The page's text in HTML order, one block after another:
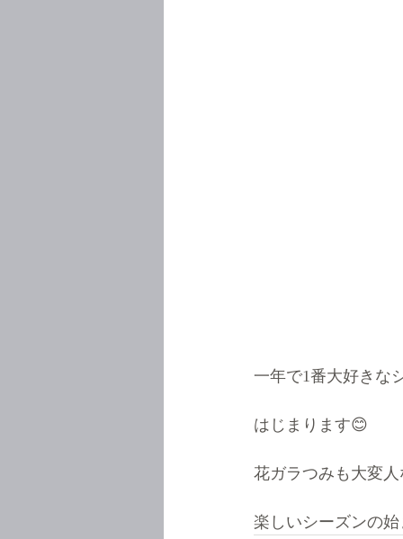
一年で1番大好きな
はじまります😊
花ガラつみも大変
楽しいシーズンの